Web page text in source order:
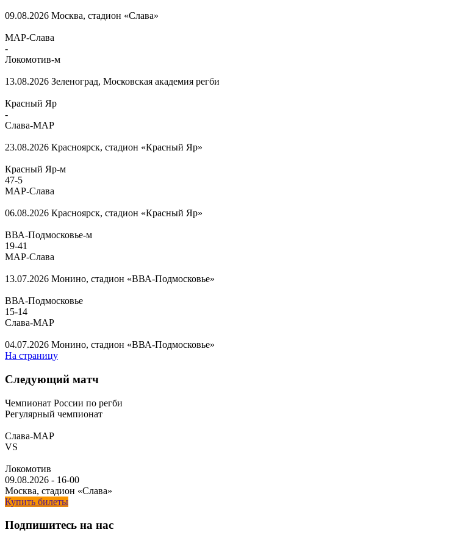
09.08.2026 Москва, стадион «Слава»
МАР-Слава
-
Локомотив-м
13.08.2026 Зеленоград, Московская академия регби
Красный Яр
-
Слава-МАР
23.08.2026 Красноярск, стадион «Красный Яр»
Красный Яр-м
47-5
МАР-Слава
06.08.2026 Красноярск, стадион «Красный Яр»
ВВА-Подмосковье-м
19-41
МАР-Слава
13.07.2026 Монино, стадион «ВВА-Подмосковье»
ВВА-Подмосковье
15-14
Слава-МАР
04.07.2026 Монино, стадион «ВВА-Подмосковье»
На страницу
Следующий матч
Чемпионат России по регби
Регулярный чемпионат
Слава-МАР
VS
Локомотив
09.08.2026 - 16-00
Москва, стадион «Слава»
Купить билеты
Подпишитесь на нас